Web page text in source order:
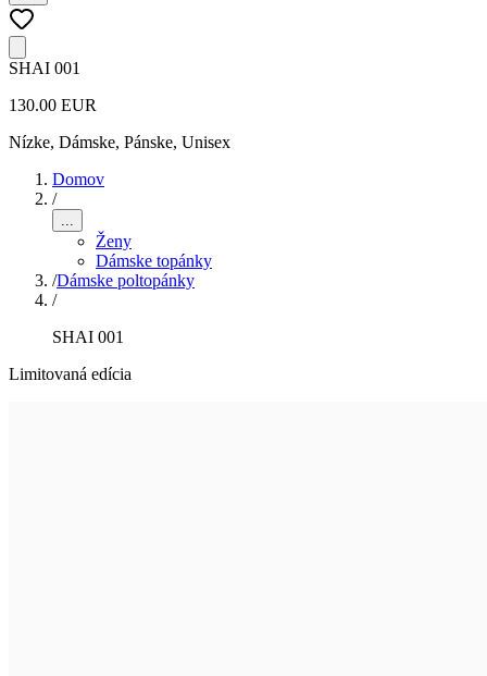
SHAI 001
130.00 EUR
Nízke, Dámske, Pánske, Unisex
Domov
/
...
Ženy
Dámske topánky
/Dámske poltopánky
/
SHAI 001
Limitovaná edícia